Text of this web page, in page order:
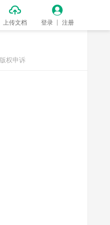

上传文档

登录 注册
版权申诉